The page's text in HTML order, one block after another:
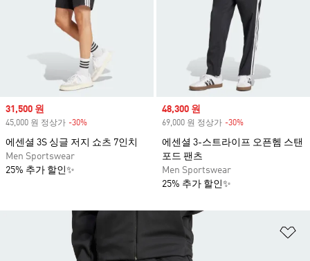
Sale price
31,500 원
45,000 원 정상가 -30%
에센셜 3S 싱글 저지 쇼츠 7인치
Men Sportswear
25% 추가 할인✨
Sale price
48,300 원
69,000 원 정상가 -30%
에센셜 3-스트라이프 오픈헴 스탠
포드 팬츠
Men Sportswear
25% 추가 할인✨